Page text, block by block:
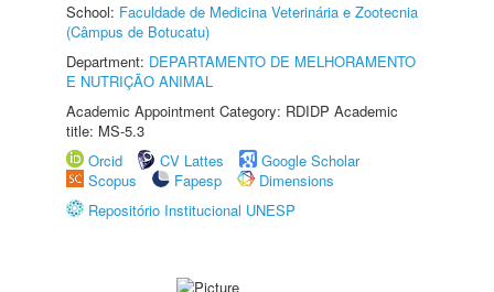
School: Faculdade de Medicina Veterinária e Zootecnia
(Câmpus de Botucatu)
Department: DEPARTAMENTO DE MELHORAMENTO
E NUTRIÇÃO ANIMAL
Academic Appointment Category: RDIDP Academic
title: MS-5.3
Orcid
CV Lattes
Google Scholar
Scopus
Fapesp
Dimensions
Repositório Institucional UNESP